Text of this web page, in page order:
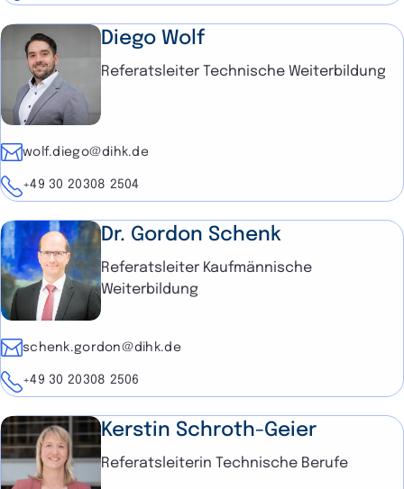
Diego Wolf
Referatsleiter Technische Weiterbildung
E-Mailwolf.diego@dihk.de
Telefon
+49 30 20308 2504
Dr. Gordon Schenk
Referatsleiter Kaufmännische
Weiterbildung
E-Mailschenk.gordon@dihk.de
Telefon
+49 30 20308 2506
Kerstin Schroth-Geier
Referatsleiterin Technische Berufe